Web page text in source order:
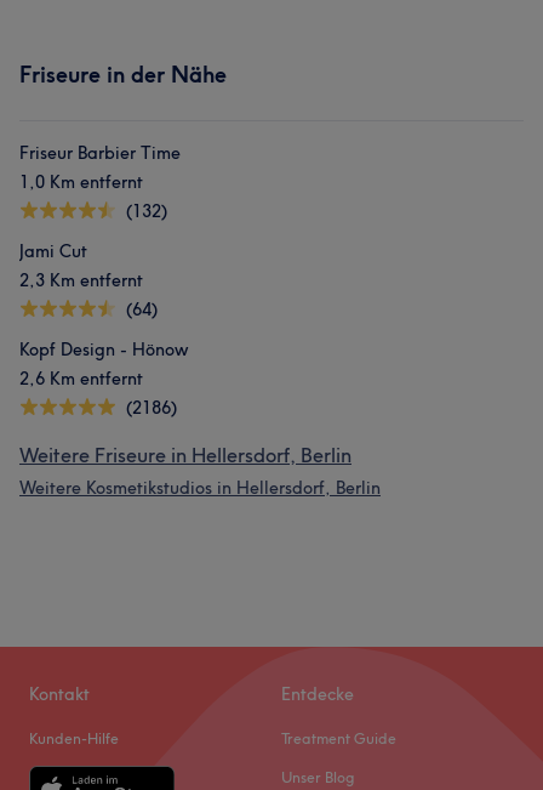
Friseure in der Nähe
Friseur Barbier Time
1,0 Km entfernt
(132)
Jami Cut
2,3 Km entfernt
(64)
Kopf Design - Hönow
2,6 Km entfernt
(2186)
Weitere Friseure in Hellersdorf, Berlin
Weitere Kosmetikstudios in Hellersdorf, Berlin
Kontakt
Kunden-Hilfe
Entdecke
Treatment Guide
Unser Blog